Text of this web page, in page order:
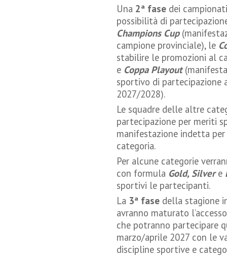
Una 2ª fase dei
possibilità di
Champions Cup
campione provinciale), le
stabilire le promozioni al
e Coppa Playout
sportivo di partecipazione
2027/2028).
Le squadre delle altre
partecipazione per meriti
manifestazione indetta
categoria.
Per alcune categorie
con formula Gold, Silvere
sportivi le partecipanti.
La 3ª fase della stagione
avranno maturato
che potranno partecipare
marzo/aprile 2027 con le
discipline sportive e